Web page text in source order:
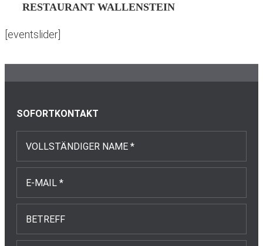
RESTAURANT WALLENSTEIN
[eventslider]
SOFORTKONTAKT